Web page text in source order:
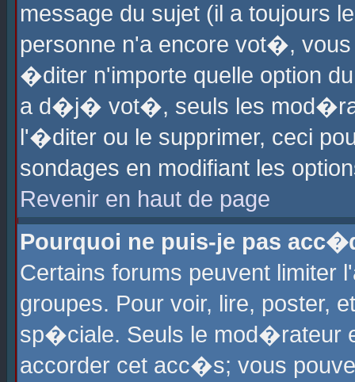
message du sujet (il a toujours
personne n'a encore vot�,
�diter n'importe quelle option
a d�j� vot�, seuls les
l'�diter ou le supprimer, ceci
sondages en modifiant les
Revenir en haut de page
Pourquoi ne puis-je pas
Certains forums peuvent
groupes. Pour voir, lire, poster,
sp�ciale. Seuls le mod�rateur
accorder cet acc�s; vous